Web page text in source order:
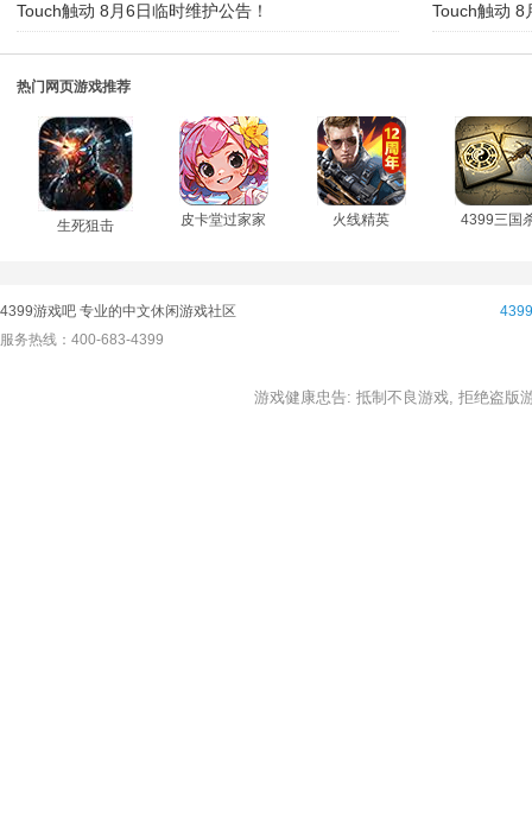
Touch触动 8月6日临时维护公告！ Touch触动 8
热门网页游戏推荐
生死狙击 皮卡堂过家家 火线精英 4399三国
4399游戏吧 专业的中文休闲游戏社区
服务热线：400-683-4399
游戏健康忠告: 抵制不良游戏, 拒绝盗版